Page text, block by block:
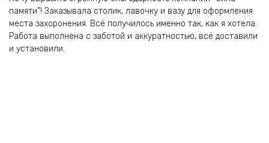
памяти"! Заказывала столик, лавочку и вазу для оформления
места захоронения. Всё получилось именно так, как я хотела.
Работа выполнена с заботой и аккуратностью, всё доставили
и установили.